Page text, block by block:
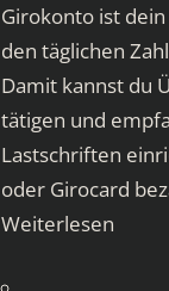
Girokonto ist
den täglichen
Damit kannst du
tätigen und
Lastschriften
oder Girocard
Weiterlesen